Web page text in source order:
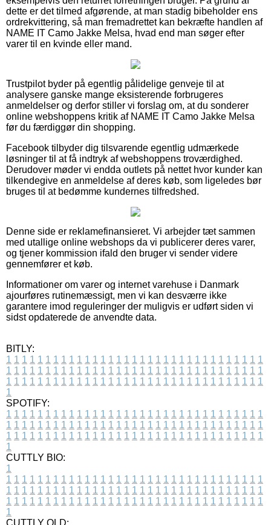
dette er det tilmed afgørende, at man stadig bibeholder ens
ordrekvittering, så man fremadrettet kan bekræfte handlen af
NAME IT Camo Jakke Melsa, hvad end man søger efter
varer til en kvinde eller mand.
Trustpilot byder på egentlig pålidelige genveje til at
analysere ganske mange eksisterende forbrugeres
anmeldelser og derfor stiller vi forslag om, at du sonderer
online webshoppens kritik af NAME IT Camo Jakke Melsa
før du færdiggør din shopping.
Facebook tilbyder dig tilsvarende egentlig udmærkede
løsninger til at få indtryk af webshoppens troværdighed.
Derudover møder vi endda outlets på nettet hvor kunder kan
tilkendegive en anmeldelse af deres køb, som ligeledes bør
bruges til at bedømme kundernes tilfredshed.
Denne side er reklamefinansieret. Vi arbejder tæt sammen
med utallige online webshops da vi publicerer deres varer,
og tjener kommission ifald den bruger vi sender videre
gennemfører et køb.
Informationer om varer og internet varehuse i Danmark
ajourføres rutinemæssigt, men vi kan desværre ikke
garantere imod reguleringer der muligvis er udført siden vi
sidst opdaterede de anvendte data.
BITLY:
1 1 1 1 1 1 1 1 1 1 1 1 1 1 1 1 1 1 1 1 1 1 1 1 1 1 1 1 1 1 1 1 1
1 1 1 1 1 1 1 1 1 1 1 1 1 1 1 1 1 1 1 1 1 1 1 1 1 1 1 1 1 1 1 1 1
1 1 1 1 1 1 1 1 1 1 1 1 1 1 1 1 1 1 1 1 1 1 1 1 1 1 1 1 1 1 1 1 1
1
SPOTIFY:
1 1 1 1 1 1 1 1 1 1 1 1 1 1 1 1 1 1 1 1 1 1 1 1 1 1 1 1 1 1 1 1 1
1 1 1 1 1 1 1 1 1 1 1 1 1 1 1 1 1 1 1 1 1 1 1 1 1 1 1 1 1 1 1 1 1
1 1 1 1 1 1 1 1 1 1 1 1 1 1 1 1 1 1 1 1 1 1 1 1 1 1 1 1 1 1 1 1 1
1
CUTTLY BIO:
1
1 1 1 1 1 1 1 1 1 1 1 1 1 1 1 1 1 1 1 1 1 1 1 1 1 1 1 1 1 1 1 1 1
1 1 1 1 1 1 1 1 1 1 1 1 1 1 1 1 1 1 1 1 1 1 1 1 1 1 1 1 1 1 1 1 1
1 1 1 1 1 1 1 1 1 1 1 1 1 1 1 1 1 1 1 1 1 1 1 1 1 1 1 1 1 1 1 1 1
1
CUTTLY OLD: